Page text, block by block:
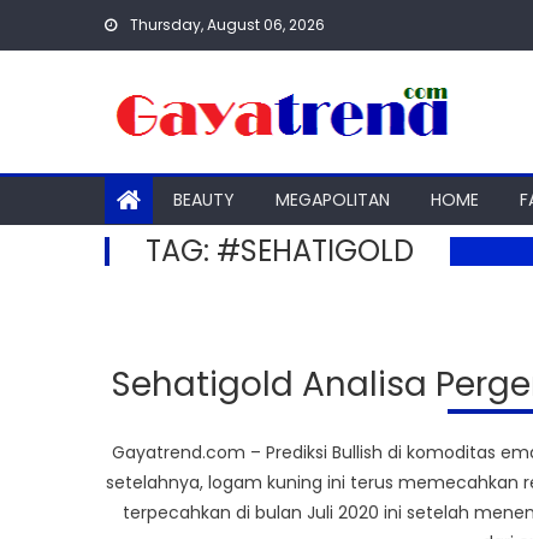
Thursday, August 06, 2026
BEAUTY MEGAPOLITAN HOME
TAG: #SEHATIGOLD
Sehatigold Analisa
Gayatrend.com – Prediksi Bullish di komoditas
setelahnya, logam kuning ini terus memecahkan
terpecahkan di bulan Juli 2020 ini setelah